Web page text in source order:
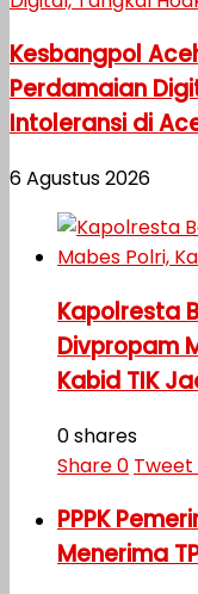
Kesbangpol
Perdamaian
Intoleransi di
6 Agustus 2026
Kapolresta
Divpropam
Kabid TIK
0 shares
Share0 Tweet
PPPK
Menerima